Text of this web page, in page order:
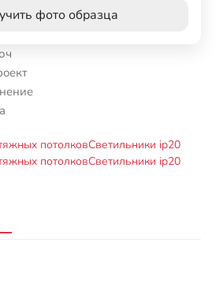
фото образца
потолковСветильники ip20
потолковСветильники ip20